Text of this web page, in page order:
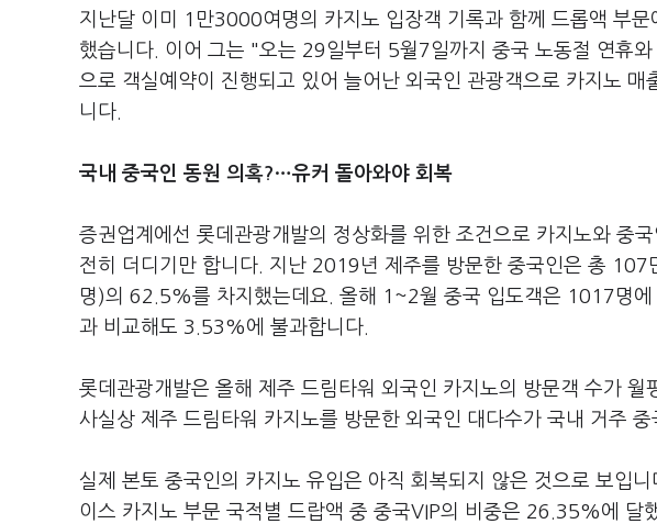
지난달 이미 1만3000여명의 카지노 입장객 기록과 함께 드롭액 부
했습니다. 이어 그는 "오는 29일부터 5월7일까지 중국 노동절 연휴
으로 객실예약이 진행되고 있어 늘어난 외국인 관광객으로 카지노
니다.
국내 중국인 동원 의혹?…유커 돌아와야 회복
증권업계에선 롯데관광개발의 정상화를 위한 조건으로 카지노와 중
전히 더디기만 합니다. 지난 2019년 제주를 방문한 중국인은 총
명)의 62.5%를 차지했는데요. 올해 1~2월 중국 입도객은 1017명
과 비교해도 3.53%에 불과합니다.
롯데관광개발은 올해 제주 드림타워 외국인 카지노의 방문객 수가
사실상 제주 드림타워 카지노를 방문한 외국인 대다수가 국내 거주 중
실제 본토 중국인의 카지노 유입은 아직 회복되지 않은 것으로 보입
이스 카지노 부문 국적별 드랍액 중 중국VIP의 비중은 26.35%에